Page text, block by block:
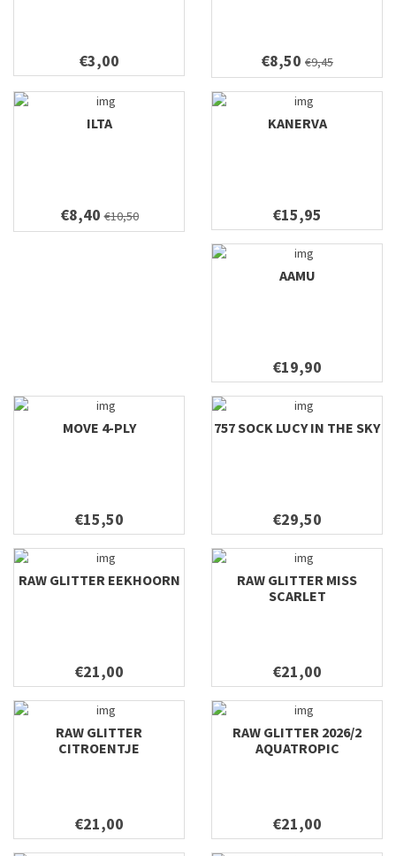
€3,00 €8,50 €9,45
ILTA
€8,40 €10,50
KANERVA
€15,95
AAMU
€19,90
MOVE 4-PLY
€15,50
757 SOCK LUCY IN THE SKY
€29,50
RAW GLITTER EEKHOORN
€21,00
RAW GLITTER MISS
SCARLET
€21,00
RAW GLITTER
CITROENTJE
€21,00
RAW GLITTER 2026/2
AQUATROPIC
€21,00